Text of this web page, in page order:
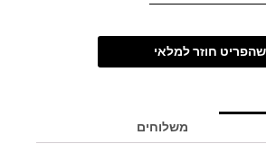
חוזר למלאי
משלוחים